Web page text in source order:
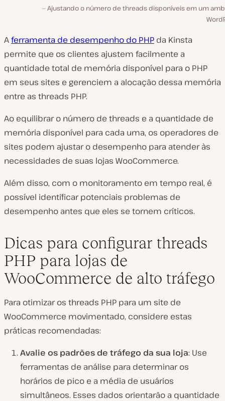
Ajustando o número de threads disponíveis em um
Aferramenta de desempenho do PHP da Kinsta
permite que os clientes ajustem facilmente a
quantidade total de memória disponível para o PHP
em seus sites e gerenciem a alocação dessa memória
entre as threads PHP.
Ao equilibrar o número de threads e a quantidade de
memória disponível para cada uma, os operadores de
sites podem ajustar o desempenho para atender às
necessidades de suas lojas WooCommerce.
Além disso, com o monitoramento em tempo real, é
possível identificar potenciais problemas de
desempenho antes que eles se tornem críticos.
Dicas para configurar threads
PHP para lojas de
WooCommerce de alto tráfego
Para otimizar os threads PHP para um site de
WooCommerce movimentado, considere estas
práticas recomendadas:
Avalie os padrões de tráfego da sua loja: Use
ferramentas de análise para determinar os
horários de pico e a média de usuários
simultâneos. Esses dados orientarão a quantidade